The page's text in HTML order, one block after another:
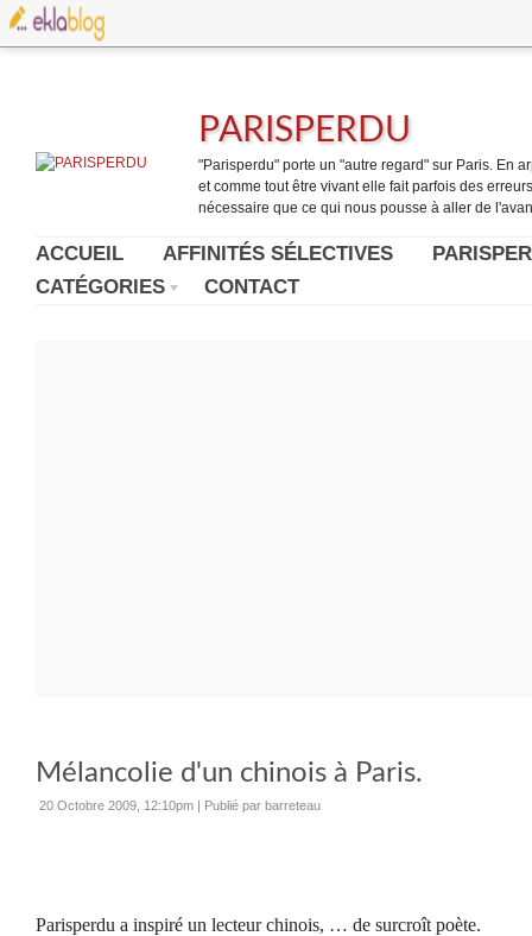
PARISPERDU
"Parisperdu" porte un "autre regard" sur Paris. En
et comme tout être vivant elle fait parfois des
nécessaire que ce qui nous pousse à aller de
ACCUEIL AFFINITÉS SÉLECTIVES
CATÉGORIES
CONTACT
Mélancolie d'un chinois à Paris.
20 Octobre 2009, 12:10pm | Publié par barreteau
Parisperdu a inspiré un lecteur chinois, … de surcroît poète.